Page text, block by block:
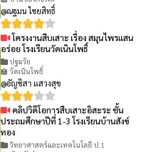
@ณฐมน ไชยสิทธิ์
โครงงานสืบเสาะ เรื่อง สมุนไพรแสน
อร่อย โรงเรียนวัดเนินโพธิ์
ปฐมวัย
🏫 วัดเนินโพธิ์
@อัญชิสา แสวงสุข
คลิปวิดีโอการสืบเสาะอิสะระ ชั้น
ประถมศึกษาปีที่ 1-3 โรงเรียนบ้านสังข์
ทอง
วิทยาศาสตร์และเทคโนโลยี ป.1